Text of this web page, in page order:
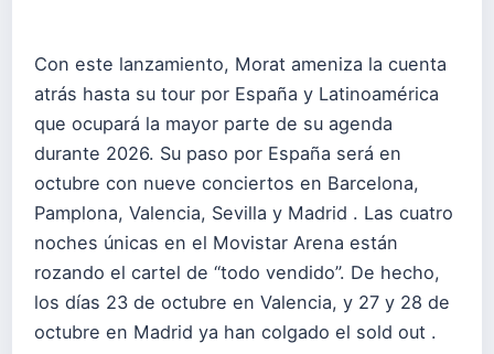
Con este lanzamiento, Morat ameniza la cuenta
atrás hasta su tour por España y Latinoamérica
que ocupará la mayor parte de su agenda
durante 2026. Su paso por España será en
octubre con nueve conciertos en Barcelona,
Pamplona, Valencia, Sevilla y Madrid . Las cuatro
noches únicas en el Movistar Arena están
rozando el cartel de “todo vendido”. De hecho,
los días 23 de octubre en Valencia, y 27 y 28 de
octubre en Madrid ya han colgado el sold out .